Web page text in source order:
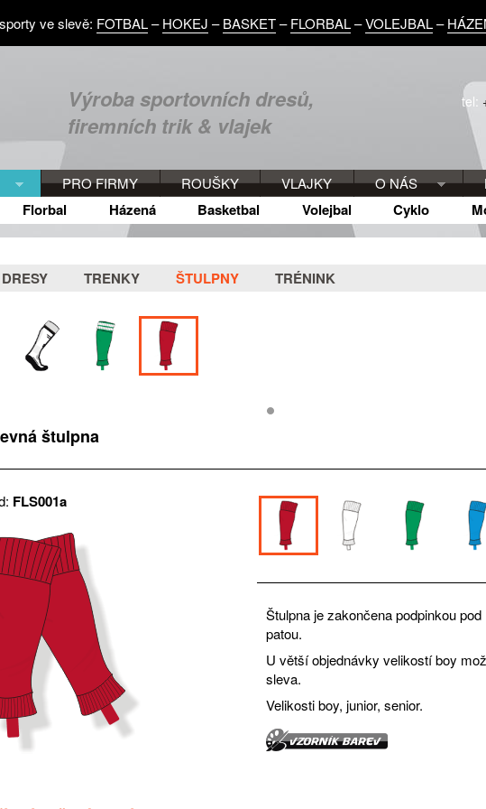
tel:
Výroba sportovních dresů,
firemních trik & vlajek
PRO FIRMY ROUŠKY VLAJKY O NÁS
Florbal Házená Basketbal Volejbal Cyklo
DRESY TRENKY ŠTULPNY TRÉNINK
FLS001a
štulpna
Štulpna je zakončena podpinkou pod
patou.
U větší objednávky velikostí boy
sleva.
Velikosti boy, junior, senior.
ve slevě: FOTBAL–HOKEJ –BASKET–FLORBAL–VOLEJBAL–